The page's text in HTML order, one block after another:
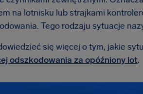
na lotnisku lub strajkami
Tego rodzaju sytuacje
się więcej o tym, jakie
odszkodowania za opóźniony lot.